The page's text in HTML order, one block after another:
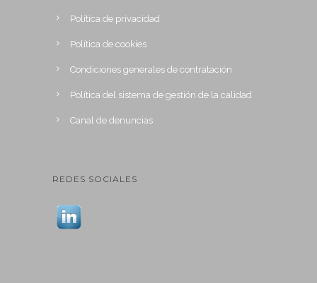
Política de privacidad
Política de cookies
Condiciones generales de contratación
Política del sistema de gestión de la calidad
Canal de denuncias
REDES SOCIALES